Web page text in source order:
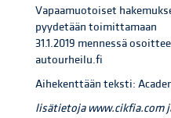
Vapaamuotoiset
pyydetään toimittamaan
31.1.2019 mennessä
autourheilu.fi
Aihekenttään teksti:
lisätietoja www.cikfia.com